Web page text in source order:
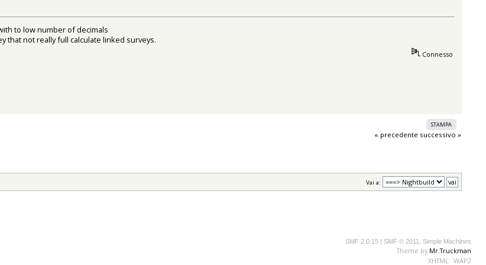
to low number of decimals
that not really full calculate linked surveys.
Connesso
STAMPA
« precedente successivo »
Vai a:
SMF 2.0.15 SMF © 2011 Simple Machines
Theme by Mr.Truckman
XHTML WAP2